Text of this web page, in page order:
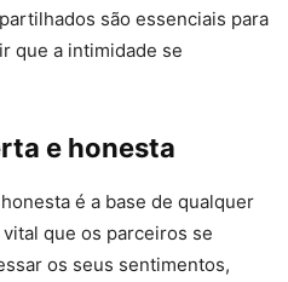
são essenciais para
que a intimidade se
e honesta
é a base de qualquer
que os parceiros se
os seus sentimentos,